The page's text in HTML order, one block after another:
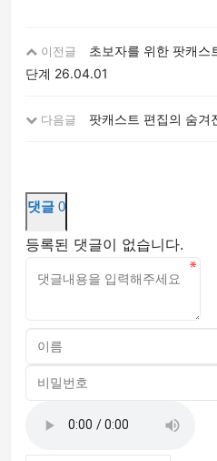
이전글
초보자를 위한 팟캐스
단계 26.04.01
다음글 팟캐스트 편집의 숨겨
댓글 0
등록된 댓글이 없습니다.